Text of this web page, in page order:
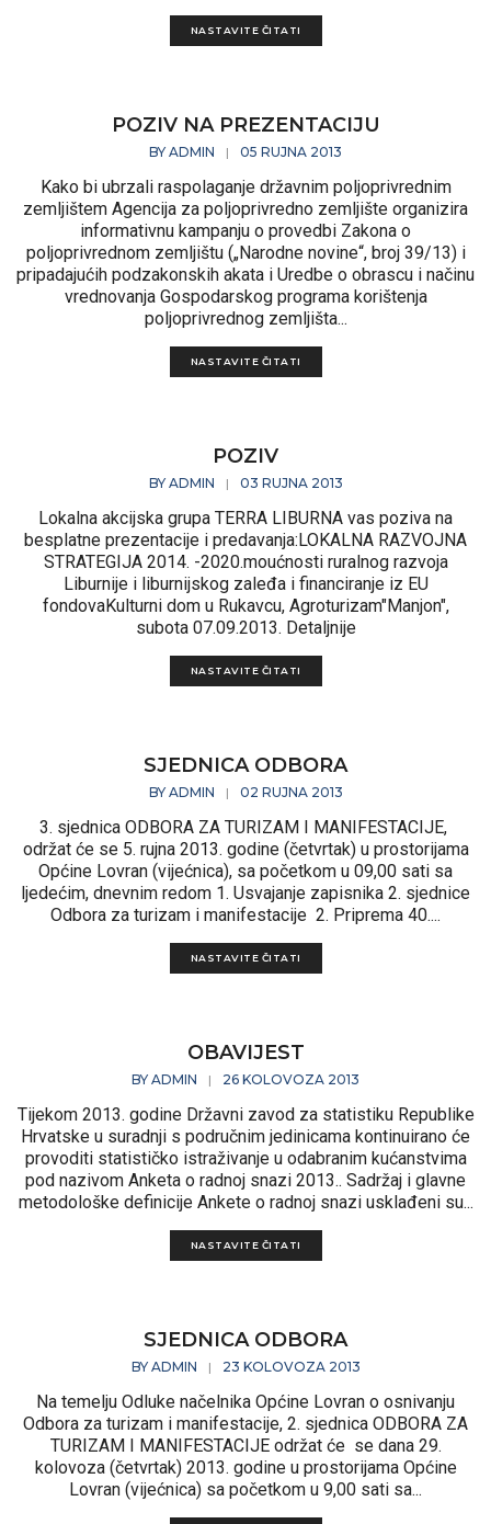
NASTAVITE ČITATI
POZIV NA PREZENTACIJU
BY ADMIN | 05 RUJNA 2013
Kako bi ubrzali raspolaganje državnim poljoprivrednim
zemljištem Agencija za poljoprivredno zemljište organizira
informativnu kampanju o provedbi Zakona o
poljoprivrednom zemljištu („Narodne novine“, broj 39/13) i
pripadajućih podzakonskih akata i Uredbe o obrascu i načinu
vrednovanja Gospodarskog programa korištenja
poljoprivrednog zemljišta...
NASTAVITE ČITATI
POZIV
BY ADMIN | 03 RUJNA 2013
Lokalna akcijska grupa TERRA LIBURNA vas poziva na
besplatne prezentacije i predavanja:LOKALNA RAZVOJNA
STRATEGIJA 2014. -2020.moućnosti ruralnog razvoja
Liburnije i liburnijskog zaleđa i financiranje iz EU
fondovaKulturni dom u Rukavcu, Agroturizam"Manjon",
subota 07.09.2013. Detaljnije
NASTAVITE ČITATI
SJEDNICA ODBORA
BY ADMIN | 02 RUJNA 2013
3. sjednica ODBORA ZA TURIZAM I MANIFESTACIJE,
održat će se 5. rujna 2013. godine (četvrtak) u prostorijama
Općine Lovran (vijećnica), sa početkom u 09,00 sati sa
ljedećim, dnevnim redom 1. Usvajanje zapisnika 2. sjednice
Odbora za turizam i manifestacije 2. Priprema 40....
NASTAVITE ČITATI
OBAVIJEST
BY ADMIN | 26 KOLOVOZA 2013
Tijekom 2013. godine Državni zavod za statistiku Republike
Hrvatske u suradnji s područnim jedinicama kontinuirano će
provoditi statističko istraživanje u odabranim kućanstvima
pod nazivom Anketa o radnoj snazi 2013.. Sadržaj i glavne
metodološke definicije Ankete o radnoj snazi usklađeni su...
NASTAVITE ČITATI
SJEDNICA ODBORA
BY ADMIN | 23 KOLOVOZA 2013
Na temelju Odluke načelnika Općine Lovran o osnivanju
Odbora za turizam i manifestacije, 2. sjednica ODBORA ZA
TURIZAM I MANIFESTACIJE održat će se dana 29.
kolovoza (četvrtak) 2013. godine u prostorijama Općine
Lovran (vijećnica) sa početkom u 9,00 sati sa...